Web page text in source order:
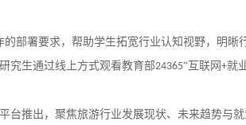
部署要求，帮助学生拓宽行业认知视野，明晰
究生通过线上方式观看教育部24365“互联网 +就
台推出，聚焦旅游行业发展现状、未来趋势与